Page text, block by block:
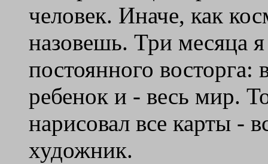
человек. Иначе, как
назовешь. Три месяца
постоянного
ребенок и - весь мир.
нарисовал все карты -
художник.